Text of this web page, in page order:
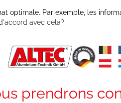
optimale. Par exemple, les
avec cela?
prendrons